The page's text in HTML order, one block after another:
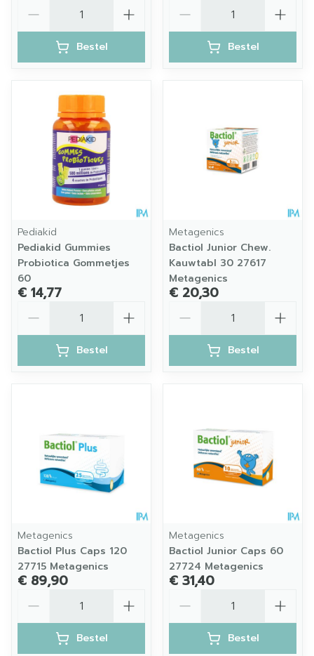
Bestel Bestel
Pediakid
Pediakid Gummies
Probiotica Gommetjes
60
€ 14,77
Bestel
Metagenics
Bactiol Junior Chew.
Kauwtabl 30 27617
Metagenics
€ 20,30
Bestel
Metagenics
Bactiol Plus Caps 120
27715 Metagenics
€ 89,90
Bestel
Metagenics
Bactiol Junior Caps 60
27724 Metagenics
€ 31,40
Bestel